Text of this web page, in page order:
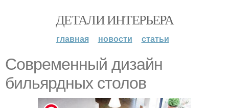
ДЕТАЛИ ИНТЕРЬЕРА
главная новости статьи
Современный дизайн
бильярдных столов